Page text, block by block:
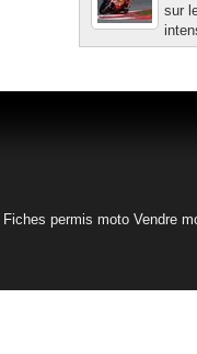
sur
Fiches permis moto Vendre